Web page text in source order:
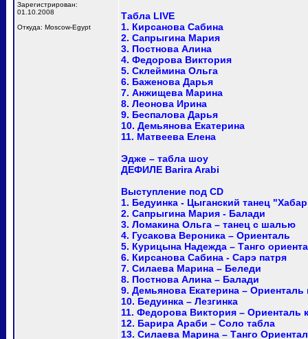
Зарегистрирован:
01.10.2008
Откуда: Moscow-Egypt
Табла LIVE
1. Кирсанова Сабина
2. Сапрыгина Мария
3. Постнова Алина
4. Федорова Виктория
5. Склеймина Ольга
6. Баженова Дарья
7. Анжищева Марина
8. Леонова Ирина
9. Беспалова Дарья
10. Демьянова Екатерина
11. Матвеева Елена
Эдже – табла шоу
ДЕФИЛЕ Barira Arabi
Выступление под CD
1. Бедуинка - Цыганский танец
2. Сапрыгина Мария - Балади
3. Ломакина Ольга – танец с шалью
4. Гусакова Вероника – Ориенталь
5. Курицына Надежда – Танго
6. Кирсанова Сабина - Сарэ патря
7. Силаева Марина – Беледи
8. Постнова Алина – Балади
9. Демьянова Екатерина – Ориенталь
10. Бедуинка – Лезгинка
11. Федорова Виктория – Ориенталь
12. Барира Араби – Соло табла
13. Силаева Марина – Танго